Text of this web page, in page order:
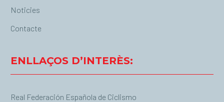
Noticies
Contacte
ENLLAÇOS D’INTERÈS:
Real Federación Española de Ciclismo